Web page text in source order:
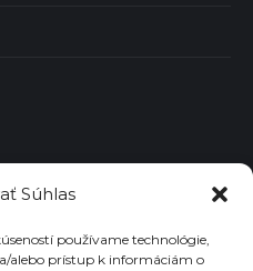
Súhlas
používame technológie,
alebo prístup k informáciám o